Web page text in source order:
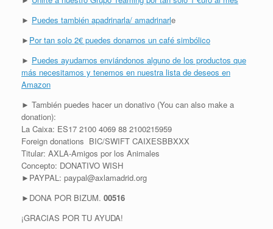
► Puedes también apadrinarla/ amadrinarle
► Por tan solo 2€ puedes donarnos un café simbólico
► Puedes ayudarnos enviándonos alguno de los productos que
más necesitamos y tenemos en nuestra lista de deseos en
Amazon
► También puedes hacer un donativo (You can also make a
donation):
La Caixa: ES17 2100 4069 88 2100215959
Foreign donations BIC/SWIFT CAIXESBBXXX
Titular: AXLA-Amigos por los Animales
Concepto: DONATIVO WISH
►PAYPAL: paypal@axlamadrid.org
►DONA POR BIZUM. 00516
¡GRACIAS POR TU AYUDA!